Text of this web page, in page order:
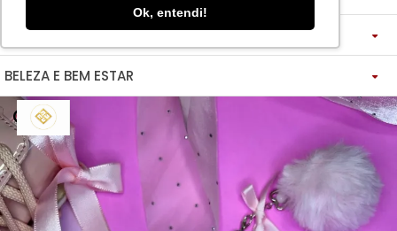
Ok, entendi!
MASCULINO
FEMININO
MASCULINO
SEMI SELETIVO
FEMININO
MASCULINO
-------------
INSPIRAÇÕES
FEMININO
MASCULINO
MINIATURAS 25ML
BRAND COLLECTION
BODY SPLASH
DECANTS ÁRABES
DESCOBERTAS
ASSINATURA ROUPA
BLAZER
CALÇAS
VESTIDOS
BOLSAS
MAQUIAGENS
LADY BEAUTY
BOCA
ROSTO
CATHARINE HILL
BOCA
OLHOS
RUBY ROSE
BOCA
MELU
BELEZA E BEM ESTAR
VIDA SAUDÁVEL
MAGNUS - ENERGIA
FEM-SAÚDE MULHER
NOSSO DIFERENCIAL
TECNOLOGIA MICELIZAÇÃO
DETOX ESSENCE